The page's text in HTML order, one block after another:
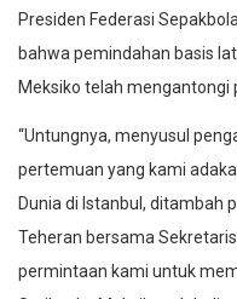
Presiden Federasi
bahwa pemindahan basis
Meksiko telah mengantongi
“Untungnya, menyusul
pertemuan yang kami
Dunia di Istanbul, ditambah
Teheran bersama
permintaan kami untuk